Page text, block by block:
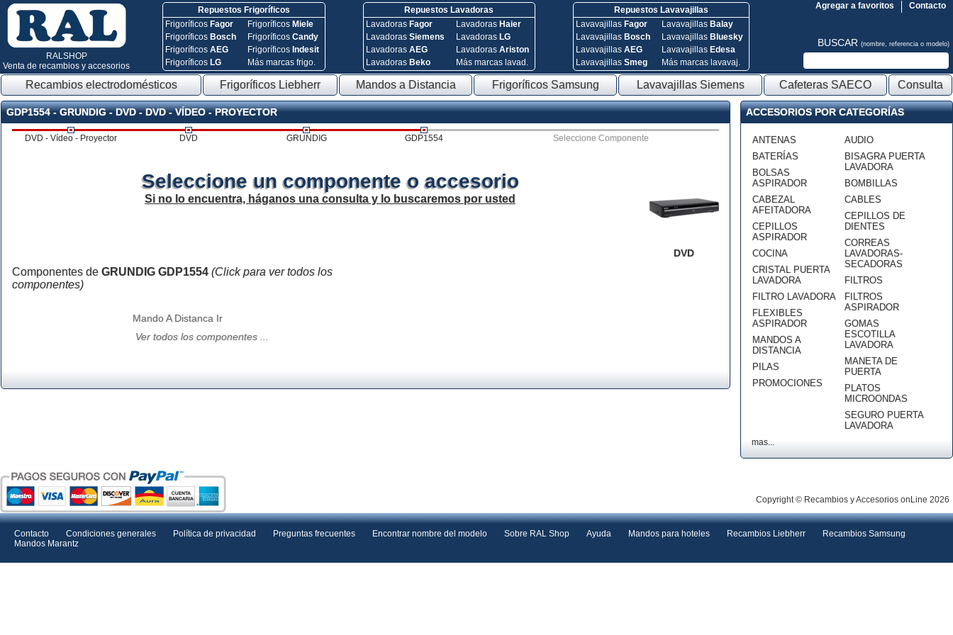
RALSHOP
Venta de recambios y accesorios
Repuestos Frigoríficos
Frigoríficos Fagor
Frigoríficos Bosch
FrigoríficosAEG
Frigoríficos LG
Frigoríficos Miele
FrigoríficosCandy
Frigoríficos Indesit
Más marcas frigo.
Repuestos Lavadoras
Lavadoras Fagor
Lavadoras Siemens
Lavadoras AEG
Lavadoras Beko
Lavadoras Haier
Lavadoras LG
Lavadoras Ariston
Más marcas lavad.
Repuestos Lavavajillas
Lavavajillas Fagor
Lavavajillas Bosch
Lavavajillas AEG
Lavavajillas Smeg
Lavavajillas Balay
Lavavajillas Bluesky
Lavavajillas Edesa
Más marcas lavavaj.
Contacto
Agregar a favoritos
BUSCAR (nombre, referencia o modelo)
Recambios electrodomésticos Frigoríficos Liebherr Mandos a Distancia Frigoríficos Samsung Lavavajillas Siemens Cafeteras SAECO Consulta
GDP1554 - GRUNDIG - DVD - DVD - VÍDEO - PROYECTOR
DVD - Vídeo - Proyector DVD GRUNDIG GDP1554 Seleccione Componente
DVD
Seleccione un componente o accesorio
Si no lo encuentra, háganos una consulta y lo buscaremos por usted
Componentes de GRUNDIG GDP1554 (Click para ver todos los
componentes)
Mando A Distanca Ir
Ver todos los componentes ...
ACCESORIOS POR CATEGORÍAS
ANTENAS
BATERÍAS
BOLSAS
ASPIRADOR
CABEZAL
AFEITADORA
CEPILLOS
ASPIRADOR
COCINA
CRISTAL PUERTA
LAVADORA
FILTRO LAVADORA
FLEXIBLES
ASPIRADOR
MANDOS A
DISTANCIA
PILAS
PROMOCIONES
AUDIO
BISAGRA PUERTA
LAVADORA
BOMBILLAS
CABLES
CEPILLOS DE
DIENTES
CORREAS
LAVADORAS-
SECADORAS
FILTROS
FILTROS
ASPIRADOR
GOMAS
ESCOTILLA
LAVADORA
MANETA DE
PUERTA
PLATOS
MICROONDAS
SEGURO PUERTA
LAVADORA
mas...
Copyright © Recambios y Accesorios onLine 2026
Contacto Condiciones generales Política de privacidad Preguntas frecuentes Encontrar nombre del modelo Sobre RAL Shop Ayuda Mandos para hoteles Recambios Liebherr
Recambios Samsung
Mandos Marantz